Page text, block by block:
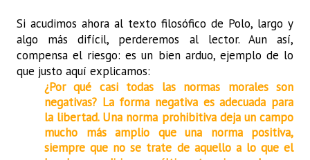
Si acudimos ahora al texto filosófico de Polo, largo y
algo más difícil, perderemos al lector. Aun así,
compensa el riesgo: es un bien arduo, ejemplo de lo
que justo aquí explicamos:
¿Por qué casi todas las normas morales son
negativas? La forma negativa es adecuada para
la libertad. Una norma prohibitiva deja un campo
mucho más amplio que una norma positiva,
siempre que no se trate de aquello a lo que el